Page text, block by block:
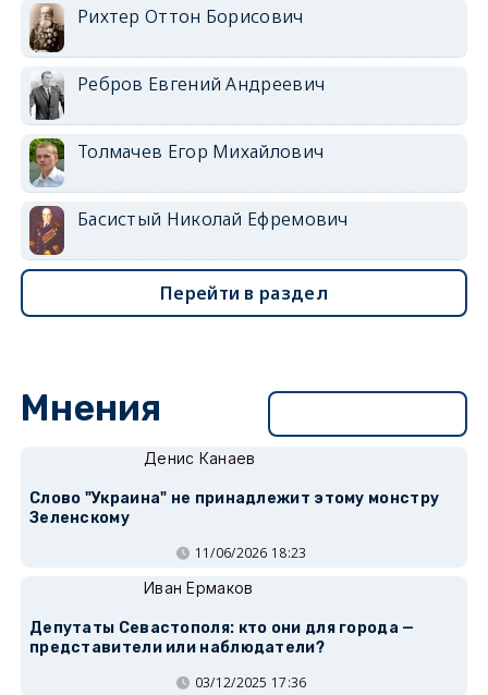
Рихтер Оттон Борисович
Ребров Евгений Андреевич
Толмачев Егор Михайлович
Басистый Николай Ефремович
Перейти в раздел
Мнения
Денис Канаев
Слово "Украина" не принадлежит этому монстру
Зеленскому
11/06/2026 18:23
Иван Ермаков
Депутаты Севастополя: кто они для города —
представители или наблюдатели?
03/12/2025 17:36